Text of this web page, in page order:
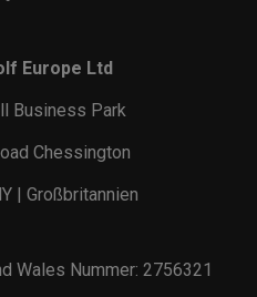
Europe Ltd
Business Park
Chessington
| Großbritannien
Wales Nummer: 2756321